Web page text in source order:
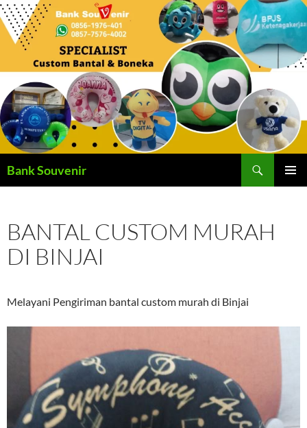
Langsung
ke
Bank Souvenir
BANTAL CUSTOM MURAH
DI BINJAI
Melayani Pengiriman bantal custom murah di Binjai